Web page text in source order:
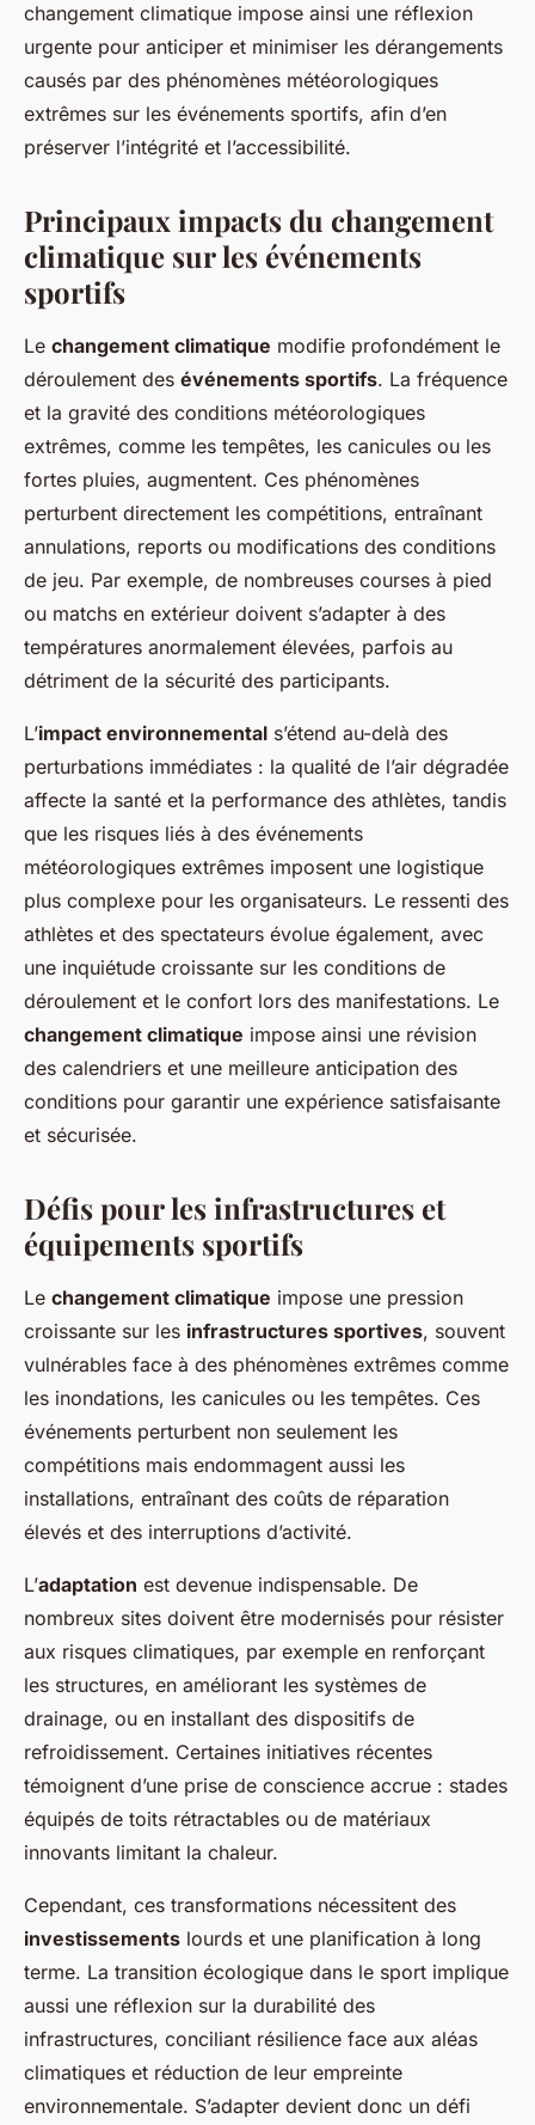
changement climatique impose ainsi une réflexion
urgente pour anticiper et minimiser les dérangements
causés par des phénomènes météorologiques
extrêmes sur les événements sportifs, afin d’en
préserver l’intégrité et l’accessibilité.
Principaux impacts du changement
climatique sur les événements
sportifs
Le changement climatique modifie profondément le
déroulement des événements sportifs. La fréquence
et la gravité des conditions météorologiques
extrêmes, comme les tempêtes, les canicules ou les
fortes pluies, augmentent. Ces phénomènes
perturbent directement les compétitions, entraînant
annulations, reports ou modifications des conditions
de jeu. Par exemple, de nombreuses courses à pied
ou matchs en extérieur doivent s’adapter à des
températures anormalement élevées, parfois au
détriment de la sécurité des participants.
L’impact environnemental s’étend au-delà des
perturbations immédiates : la qualité de l’air dégradée
affecte la santé et la performance des athlètes, tandis
que les risques liés à des événements
météorologiques extrêmes imposent une logistique
plus complexe pour les organisateurs. Le ressenti des
athlètes et des spectateurs évolue également, avec
une inquiétude croissante sur les conditions de
déroulement et le confort lors des manifestations. Le
changement climatique impose ainsi une révision
des calendriers et une meilleure anticipation des
conditions pour garantir une expérience satisfaisante
et sécurisée.
Défis pour les infrastructures et
équipements sportifs
Le changement climatique impose une pression
croissante sur les infrastructures sportives, souvent
vulnérables face à des phénomènes extrêmes comme
les inondations, les canicules ou les tempêtes. Ces
événements perturbent non seulement les
compétitions mais endommagent aussi les
installations, entraînant des coûts de réparation
élevés et des interruptions d’activité.
L’adaptation est devenue indispensable. De
nombreux sites doivent être modernisés pour résister
aux risques climatiques, par exemple en renforçant
les structures, en améliorant les systèmes de
drainage, ou en installant des dispositifs de
refroidissement. Certaines initiatives récentes
témoignent d’une prise de conscience accrue : stades
équipés de toits rétractables ou de matériaux
innovants limitant la chaleur.
Cependant, ces transformations nécessitent des
investissements lourds et une planification à long
terme. La transition écologique dans le sport implique
aussi une réflexion sur la durabilité des
infrastructures, conciliant résilience face aux aléas
climatiques et réduction de leur empreinte
environnementale. S’adapter devient donc un défi